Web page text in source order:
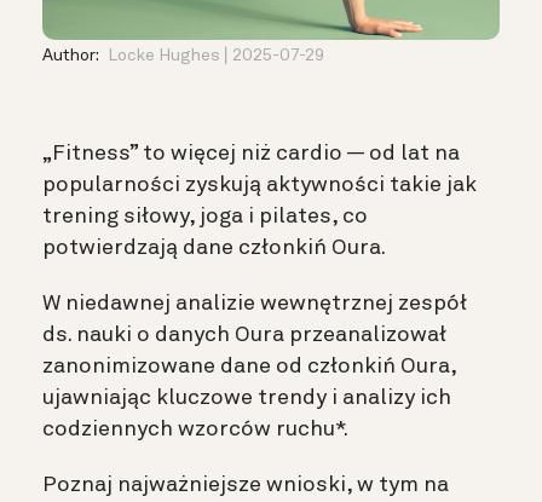
Author: Locke Hughes 2025-07-29
„Fitness” to więcej niż cardio — od lat na
popularności zyskują aktywności takie jak
trening siłowy, joga i pilates, co
potwierdzają dane członkiń Oura.
W niedawnej analizie wewnętrznej zespół
ds. nauki o danych Oura przeanalizował
zanonimizowane dane od członkiń Oura,
ujawniając kluczowe trendy i analizy ich
codziennych wzorców ruchu*.
Poznaj najważniejsze wnioski, w tym na